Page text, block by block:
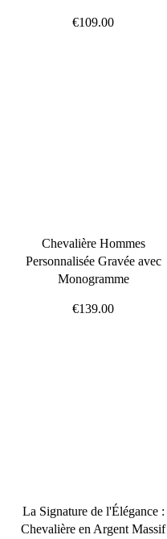
€109.00
Chevalière Hommes
Personnalisée Gravée avec
Monogramme
€139.00
La Signature de l'Élégance :
Chevalière en Argent Massif